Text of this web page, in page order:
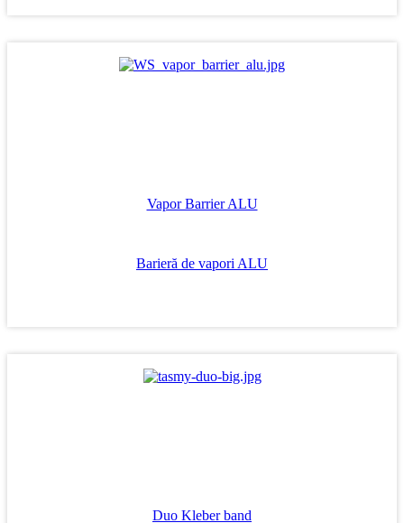
Vapor Barrier ALU
Barieră de vapori ALU
Duo Kleber band